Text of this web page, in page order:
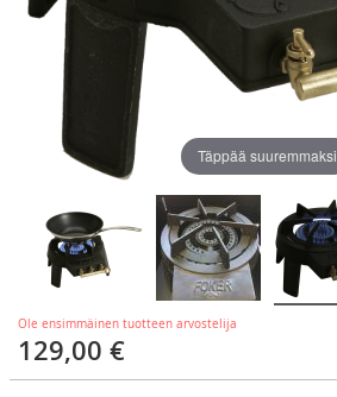
Ole ensimmäinen tuotteen arvostelija
129,00 €
Täppää suuremmaksi